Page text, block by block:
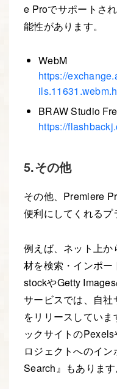
e Proでサポートさ
能性があります。
WebM
https://
BRAW Studio
https://
5.その他
その他、Premiere
便利にしてくれるプ
例えば、ネット上
材を検索・インポ
stockやGetty
サービスでは、自
をリリースしてい
ックサイトの
ロジェクトへのイ
Search』もあります